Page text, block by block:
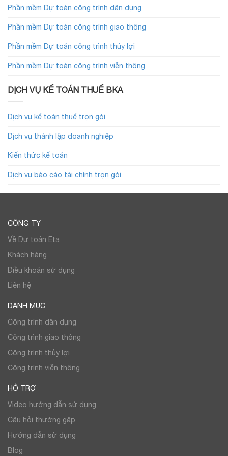
Phần mềm Dự toán công trình dân dụng
Phần mềm Dự toán công trình giao thông
Phần mềm Dự toán công trình thủy lợi
Phần mềm Dự toán công trình viễn thông
DỊCH VỤ KẾ TOÁN THUẾ BKA
Dịch vụ kế toán thuế trọn gói
Dịch vụ thành lập doanh nghiệp
Kiến thức kế toán
Dịch vụ báo cáo tài chính trọn gói
CÔNG TY
Về Dự toán Eta
Khách hàng
Điều khoản sử dụng
Liên hệ
DANH MỤC
Công trình dân dụng
Công trình giao thông
Công trình thủy lợi
Công trình viễn thông
HỖ TRỢ
Video hướng dẫn sử dụng
Câu hỏi thường gặp
Hướng dẫn sử dụng
Blog